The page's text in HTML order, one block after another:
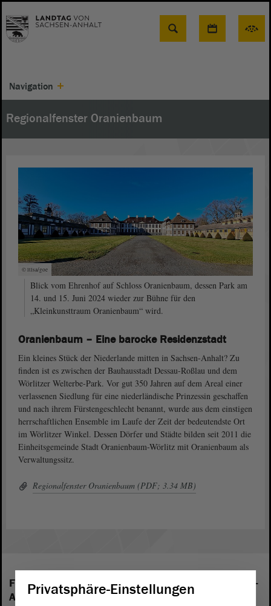
Suche
Navigation
Regionalfenster Oranienbaum
© ltlsa/goe
Blick vom Ehrenhof auf Schloss Oranienbaum, dessen Park am
14. und 15. Juni 2024 wieder zur Bühne für den
„Kleinkunsttraum Oranienbaum“ wird.
Oranienbaum – Eine barocke Residenzstadt
Ein kleines Stück der Niederlande mitten in Sachsen-Anhalt? Zu
finden ist es zwischen der Bauhausstadt Dessau-Roßlau und dem
Wörlitzer Welterbe-Park. Vor gut 350 Jahren auf dem Areal einer
verlassenen Siedlung für eine niederländische Prinzessin geschaffen
und nach ihrem Fürstengeschlecht benannt, wurde aus dem einstigen
herrschaftlichen Ensemble im Laufe der Zeit der bedeutendste Ort
im Wörlitzer Winkel. Dessen Dörfer und Städte bilden seit 2011 die
Einheitsgemeinde Stadt Oranienbaum-Wörlitz mit Oranienbaum als
Verwaltungssitz.
Regionalfenster Oranienbaum (PDF; 3.34 MB)
Folgende Fraktionen sind im Landtag von Sachsen-
Anhalt vertreten:
Privatsphäre-Einstellungen